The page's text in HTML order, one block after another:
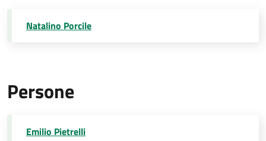
Natalino Porcile
Persone
Emilio Pietrelli